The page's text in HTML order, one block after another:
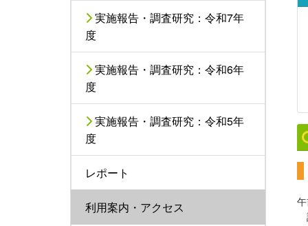
実施報告・調査研究：令和7年
度
実施報告・調査研究：令和6年
度
実施報告・調査研究：令和5年
度
レポート
利用案内・アクセス